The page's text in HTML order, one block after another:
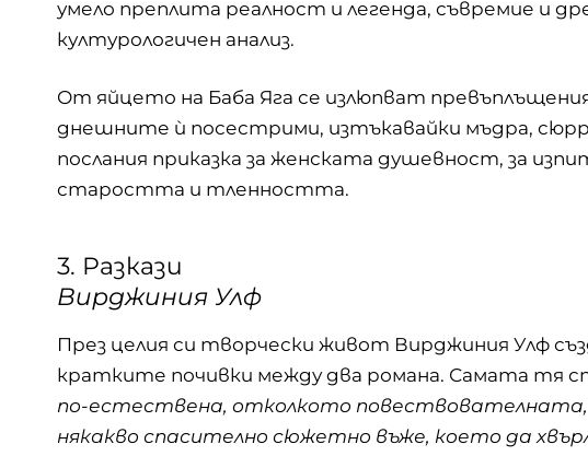
умело преплита реалност и легенда, съвремие и
културологичен анализ.
От яйцето на Баба Яга се излюпват
днешните ѝ посестрими, изтъкавайки мъдра,
послания приказка за женската душевност, за
старостта и тленността.
3. Разкази
Вирджиния Улф
През целия си творчески живот Вирджиния Улф
кратките почивки между два романа. Самата тя
по-естествена, отколкото повествователната,
някакво спасително сюжетно въже, което да